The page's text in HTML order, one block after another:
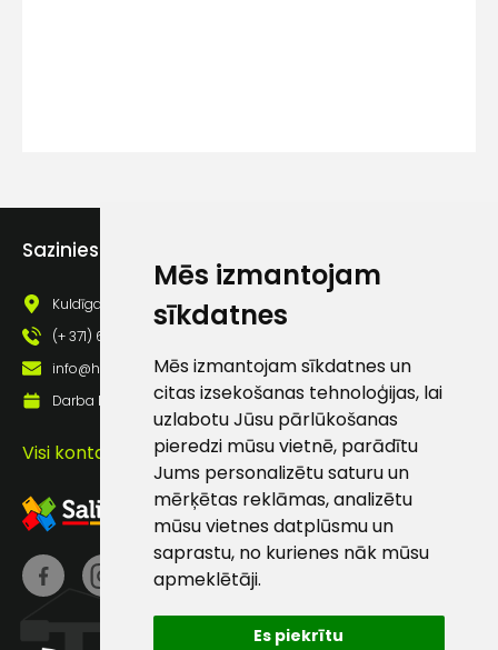
Mēs izmantojam
sīkdatnes
Mēs izmantojam sīkdatnes un
citas izsekošanas tehnoloģijas, lai
uzlabotu Jūsu pārlūkošanas
pieredzi mūsu vietnē, parādītu
Jums personalizētu saturu un
mērķētas reklāmas, analizētu
mūsu vietnes datplūsmu un
saprastu, no kurienes nāk mūsu
apmeklētāji.
Es piekrītu
Sazinies ar mums
Kuldīgas iela 69a, Saldus, Saldus nov., LV - 3801
(+ 371) 63 881 186
info@hards.lv
Darba laiks: Darbadienās: 8:00 - 17:00
Visi kontakti
Klientu
atbalsts
Darbdienās:
8:00 – 17:00
(+371) 63 881
info@hards.lv